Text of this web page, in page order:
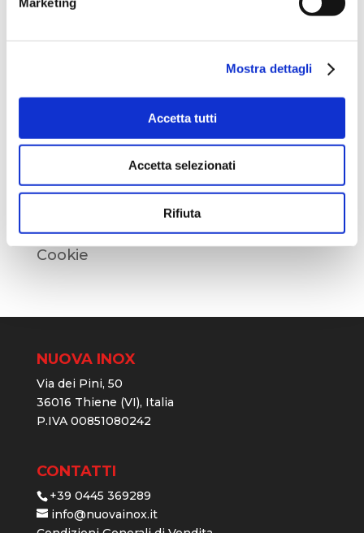
Mostra dettagli
Accetta tutti
Accetta selezionati
Rifiuta
Assemblaggio
Politica della Qualità
Condizioni Generali di Vendita
Cookie
NUOVA INOX
Via dei Pini, 50
36016 Thiene (VI), Italia
P.IVA 00851080242
CONTATTI
+39 0445 369289
info@nuovainox.it